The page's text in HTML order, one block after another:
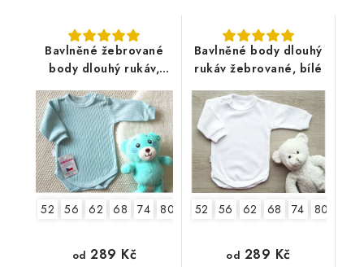
Bavlněné žebrované
body dlouhý rukáv,
52 56 62 68 74 80 86 92
od 289 Kč
Bavlněné body dlouhý
rukáv žebrované, bílé
52 56 62 68 74 80
od 289 Kč